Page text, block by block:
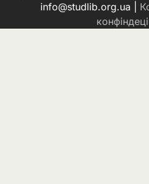
info@studlib.org.ua |